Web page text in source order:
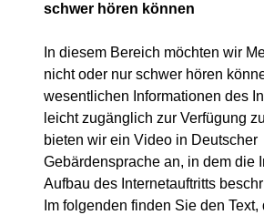
schwer hören können
In diesem Bereich möchten wir
nicht oder nur schwer hören
wesentlichen Informationen des
leicht zugänglich zur Verfügung
bieten wir ein Video in Deutscher
Gebärdensprache an, in dem die
Aufbau des Internetauftritts
Im folgenden finden Sie den Text,